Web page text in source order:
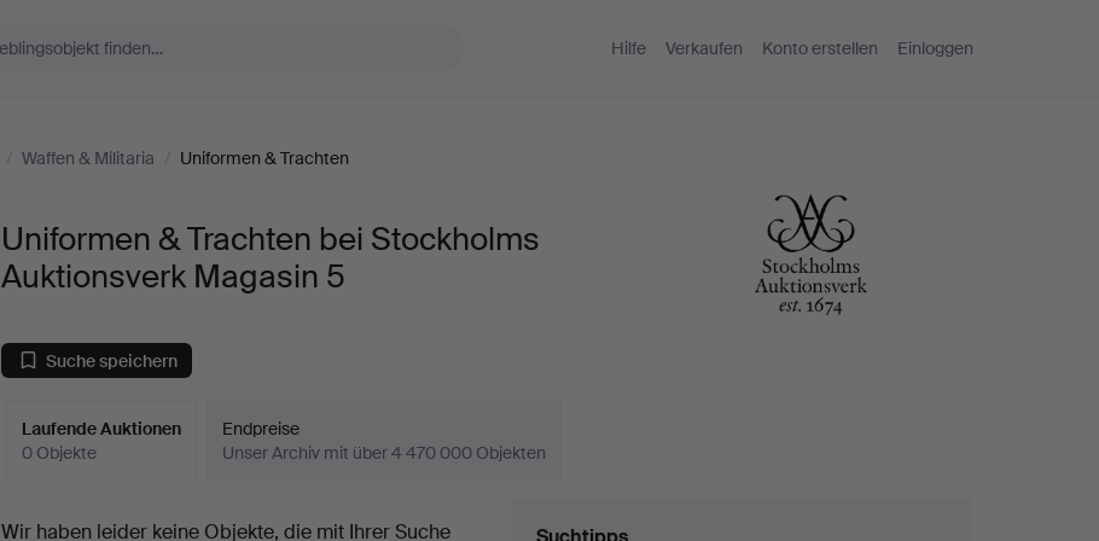
Hilfe Verkaufen Konto erstellen Einloggen
/ Waffen & Militaria / Uniformen & Trachten
Uniformen & Trachten bei Stockholms
Auktionsverk Magasin 5
Suche speichern
Laufende Auktionen
0 Objekte
Endpreise
Unser Archiv mit über 4 470 000 Objekten
Laufende
Wir haben leider keine Objekte, die mit Ihrer Suche